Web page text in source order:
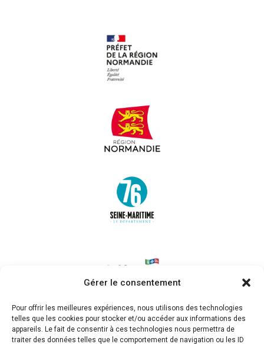
Gérer le consentement
Pour offrir les meilleures expériences, nous utilisons des technologies
telles que les cookies pour stocker et/ou accéder aux informations des
appareils. Le fait de consentir à ces technologies nous permettra de
traiter des données telles que le comportement de navigation ou les ID